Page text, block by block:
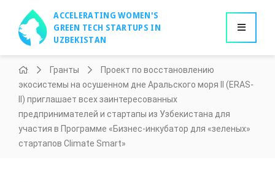
ACCELERATING WOMEN'S
GREEN TECH STARTUPS IN
UZBEKISTAN
Гранты
Проект по восстановлению
экосистемы на осушенном дне Аральского моря II (ERAS-
II) приглашает всех заинтересованных
предпринимателей и стартапы из Узбекистана для
участия в Программе «Бизнес-инкубатор для «зеленых»
стартапов Climate Smart»